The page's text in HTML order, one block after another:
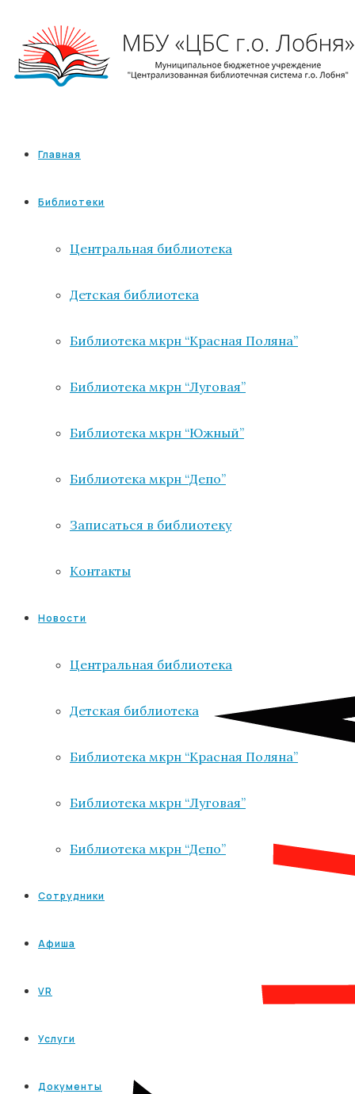
Главная
Библиотеки
Центральная библиотека
Детская библиотека
Библиотека мкрн “Красная Поляна”
Библиотека мкрн “Луговая”
Библиотека мкрн “Южный”
Библиотека мкрн “Депо”
Записаться в библиотеку
Контакты
Новости
Центральная библиотека
Детская библиотека
Библиотека мкрн “Красная Поляна”
Библиотека мкрн “Луговая”
Библиотека мкрн “Депо”
Сотрудники
Афиша
VR
Услуги
Документы